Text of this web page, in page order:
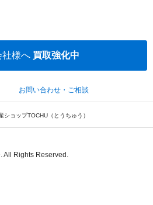
社様へ 買取強化中
お問い合わせ・ご相談
ショップTOCHU（とうちゅう）
All Rights Reserved.